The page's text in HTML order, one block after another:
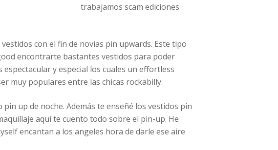
trabajamos scam ediciones
con el fin de novias pin upwards. Este tipo
encontrarte bastantes vestidos para poder
y especial los cuales un effortless
muy populares entre las chicas rockabilly.
up de noche. Además te enseñé los vestidos pin
aquí te cuento todo sobre el pin-up. He
encantan a los angeles hora de darle ese aire